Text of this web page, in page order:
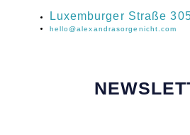
‍Luxemburger Straße
hello@alexandrasorgenicht.com